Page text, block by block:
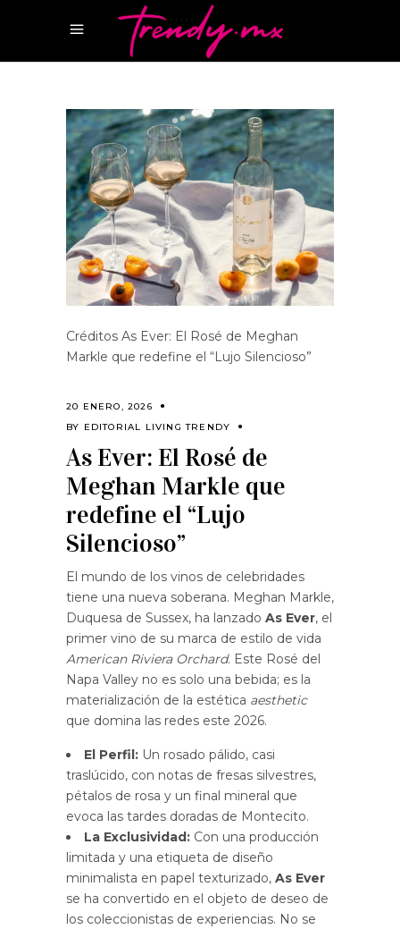
Créditos As Ever: El Rosé de Meghan
Markle que redefine el “Lujo Silencioso”
20 ENERO, 2026
BY EDITORIAL LIVING TRENDY
As Ever: El Rosé de
Meghan Markle que
redefine el “Lujo
Silencioso”
El mundo de los vinos de celebridades
tiene una nueva soberana. Meghan Markle,
Duquesa de Sussex, ha lanzado As Ever, el
primer vino de su marca de estilo de vida
American Riviera Orchard. Este Rosé del
Napa Valley no es solo una bebida; es la
materialización de la estética aesthetic
que domina las redes este 2026.
El Perfil: Un rosado pálido, casi
traslúcido, con notas de fresas silvestres,
pétalos de rosa y un final mineral que
evoca las tardes doradas de Montecito.
La Exclusividad: Con una producción
limitada y una etiqueta de diseño
minimalista en papel texturizado, As Ever
se ha convertido en el objeto de deseo de
los coleccionistas de experiencias. No se